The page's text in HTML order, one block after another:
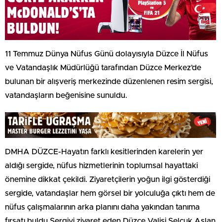
11 Temmuz Dünya Nüfus Günü dolayısıyla Düzce İl Nüfus
ve Vatandaşlık Müdürlüğü tarafından Düzce Merkez’de
bulunan bir alışveriş merkezinde düzenlenen resim sergisi,
vatandaşların beğenisine sunuldu.
DMHA DÜZCE-Hayatın farklı kesitlerinden karelerin yer
aldığı sergide, nüfus hizmetlerinin toplumsal hayattaki
önemine dikkat çekildi. Ziyaretçilerin yoğun ilgi gösterdiği
sergide, vatandaşlar hem görsel bir yolculuğa çıktı hem de
nüfus çalışmalarının arka planını daha yakından tanıma